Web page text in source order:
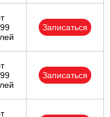
Записаться
Записаться